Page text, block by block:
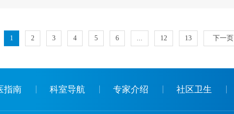
1 2 3 4 5 6 ... 12 13 下一页
指南 科室导航 专家介绍 社区卫生